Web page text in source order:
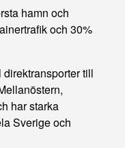
hamn och
och 30%
till
har starka
Sverige och